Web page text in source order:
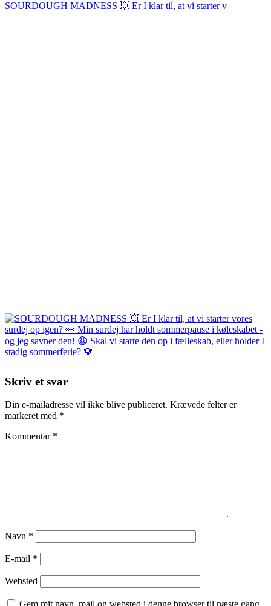
SOURDOUGH MADNESS 💥 Er I klar til, at vi starter v
Skriv et svar
Din e-mailadresse vil ikke blive publiceret. Krævede felter er
markeret med *
Kommentar *
Navn *
E-mail *
Websted